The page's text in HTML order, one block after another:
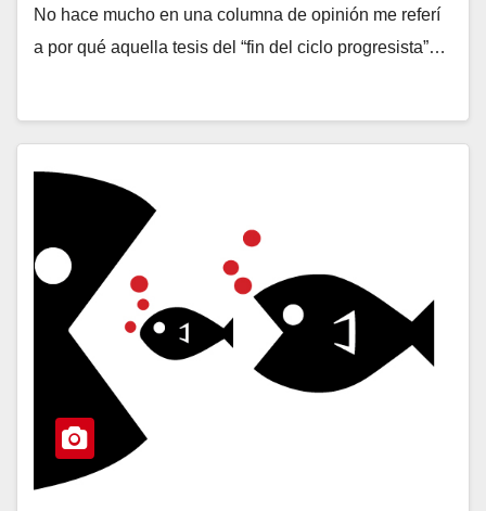
No hace mucho en una columna de opinión me referí
a por qué aquella tesis del “fin del ciclo progresista”…